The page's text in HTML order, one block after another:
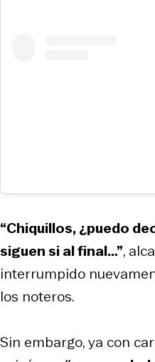
“Chiquillos, ¿puedo
siguen si al final…”,
interrumpido
los noteros.
Sin embargo, ya con